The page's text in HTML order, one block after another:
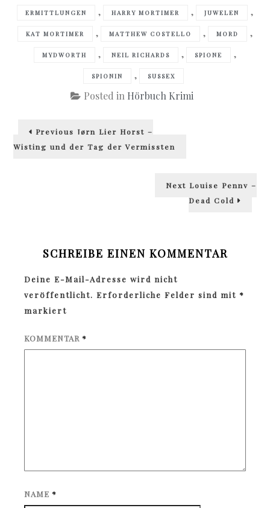
ERMITTLUNGEN , HARRY MORTIMER , JUWELEN ,
KAT MORTIMER , MATTHEW COSTELLO , MORD ,
MYDWORTH , NEIL RICHARDS , SPIONE ,
SPIONIN , SUSSEX
Posted in Hörbuch Krimi
Beitragsnavigation
Previous Previous
Jørn Lier Horst –
Wisting und der Tag der Vermissten
Next Next
Louise Penny –
Dead Cold
SCHREIBE EINEN KOMMENTAR
Deine E-Mail-Adresse wird nicht
veröffentlicht. Erforderliche Felder sind mit *
markiert
KOMMENTAR *
NAME *